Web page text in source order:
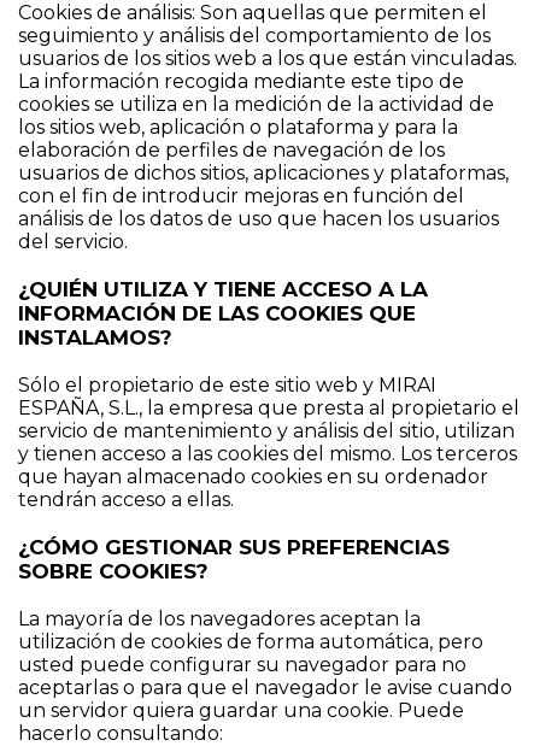
Cookies de análisis: Son aquellas que permiten el
seguimiento y análisis del comportamiento de los
usuarios de los sitios web a los que están vinculadas.
La información recogida mediante este tipo de
cookies se utiliza en la medición de la actividad de
los sitios web, aplicación o plataforma y para la
elaboración de perfiles de navegación de los
usuarios de dichos sitios, aplicaciones y plataformas,
con el fin de introducir mejoras en función del
análisis de los datos de uso que hacen los usuarios
del servicio.
¿QUIÉN UTILIZA Y TIENE ACCESO A LA
INFORMACIÓN DE LAS COOKIES QUE
INSTALAMOS?
Sólo el propietario de este sitio web y MIRAI
ESPAÑA, S.L., la empresa que presta al propietario el
servicio de mantenimiento y análisis del sitio, utilizan
y tienen acceso a las cookies del mismo. Los terceros
que hayan almacenado cookies en su ordenador
tendrán acceso a ellas.
¿CÓMO GESTIONAR SUS PREFERENCIAS
SOBRE COOKIES?
La mayoría de los navegadores aceptan la
utilización de cookies de forma automática, pero
usted puede configurar su navegador para no
aceptarlas o para que el navegador le avise cuando
un servidor quiera guardar una cookie. Puede
hacerlo consultando: